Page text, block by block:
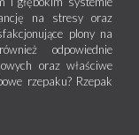
na stresy oraz
plony na
odpowiednie
oraz właściwe
rzepaku? Rzepak